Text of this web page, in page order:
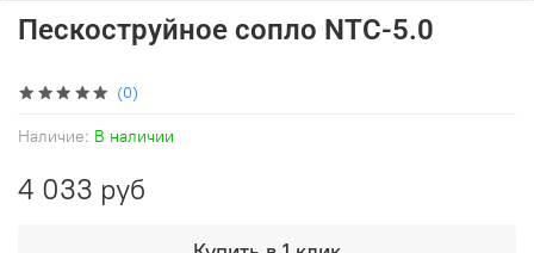
(0)
Наличие: В наличии
Пескоструйное сопло NTC-5.0
4 033 руб